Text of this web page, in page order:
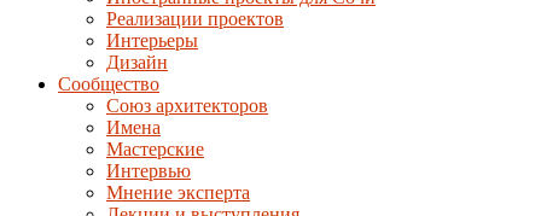
Реализации проектов
Интерьеры
Дизайн
Сообщество
Союз архитекторов
Имена
Мастерские
Интервью
Мнение эксперта